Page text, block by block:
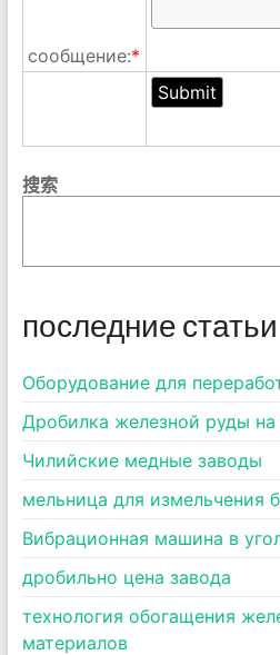
сообщение:*
搜索
последние статьи
Оборудование для
Дробилка железной руды
Чилийские медные заводы
мельница для измельчения
Вибрационная машина в
дробильно цена завода
технология обогащения
материалов